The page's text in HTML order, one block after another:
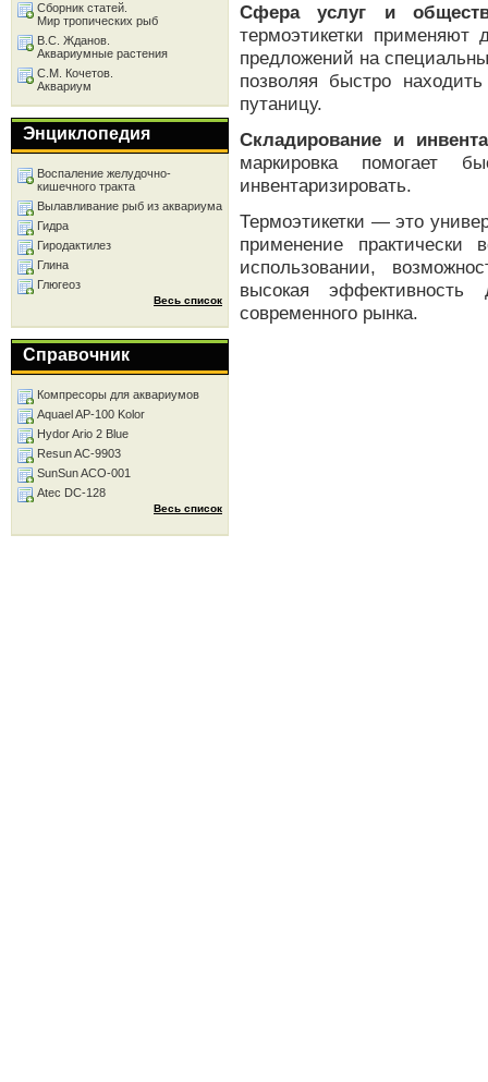
Сфера услуг и
термоэтикетки
предложений на
позволяя быстро
путаницу.
Складирование и
маркировка помогает
инвентаризировать.
Термоэтикетки — это
применение
использовании,
высокая
современного рынка.
Сборник статей.
Мир тропических рыб
В.С. Жданов.
Аквариумные растения
С.М. Кочетов.
Аквариум
Энциклопедия
Воспаление желудочно-
кишечного тракта
Вылавливание рыб из аквариума
Гидра
Гиродактилез
Глина
Глюгеоз
Весь список
Справочник
Компресоры для аквариумов
Aquael AP-100 Kolor
Hydor Ario 2 Blue
Resun AC-9903
SunSun ACO-001
Atec DC-128
Весь список